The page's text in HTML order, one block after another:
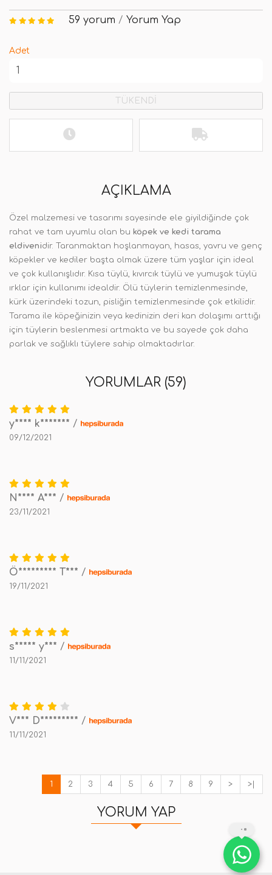
59 yorum / Yorum Yap
Adet
TÜKENDİ
AÇIKLAMA
Özel malzemesi ve tasarımı sayesinde ele giyildiğinde çok
rahat ve tam uyumlu olan bu köpek ve kedi tarama
eldivenidir. Taranmaktan hoşlanmayan, hasas, yavru ve genç
köpekler ve kediler başta olmak üzere tüm yaşlar için ideal
ve çok kullanışlıdır. Kısa tüylü, kıvırcık tüylü ve yumuşak tüylü
ırklar için kullanımı idealdir. Ölü tüylerin temizlenmesinde,
kürk üzerindeki tozun, pisliğin temizlenmesinde çok etkilidir.
Tarama ile köpeğinizin veya kedinizin deri kan dolaşımı arttığı
için tüylerin beslenmesi artmakta ve bu sayede çok daha
parlak ve sağlıklı tüylere sahip olmaktadırlar.
YORUMLAR (59)
y**** k******* /
09/12/2021
N**** A*** /
23/11/2021
Ö********* T*** /
19/11/2021
s***** y*** /
11/11/2021
V*** D********* /
11/11/2021
1 2 3 4 5 6 7 8 9 > >|
YORUM YAP